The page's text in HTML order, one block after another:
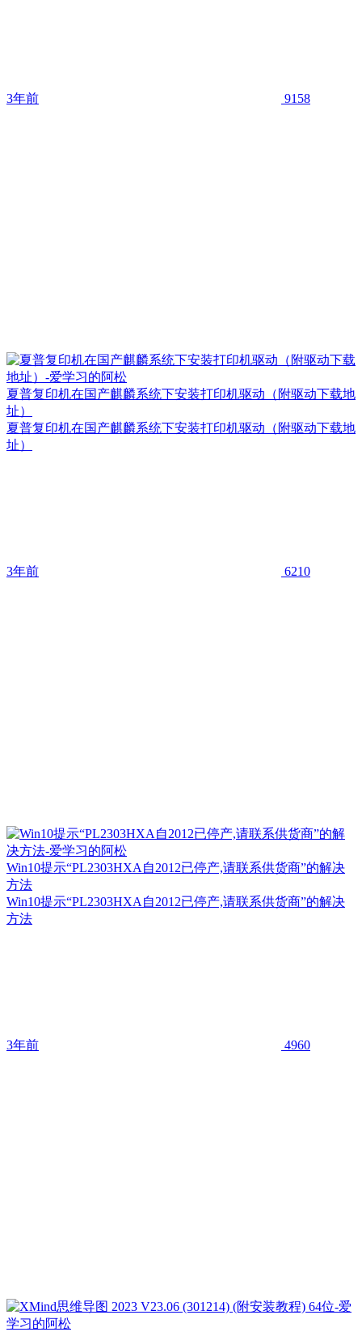
3年前 9158
夏普复印机在国产麒麟系统下安装打印机驱动（附驱动下载地
址）
夏普复印机在国产麒麟系统下安装打印机驱动（附驱动下载地
址）
3年前 6210
Win10提示“PL2303HXA自2012已停产,请联系供货商”的解决
方法
Win10提示“PL2303HXA自2012已停产,请联系供货商”的解决
方法
3年前 4960